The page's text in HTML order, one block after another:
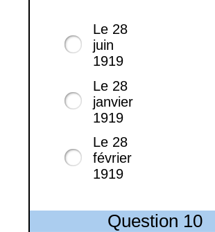
Le 28
juin
1919
Le 28
janvier
1919
Le 28
février
1919
Question 10